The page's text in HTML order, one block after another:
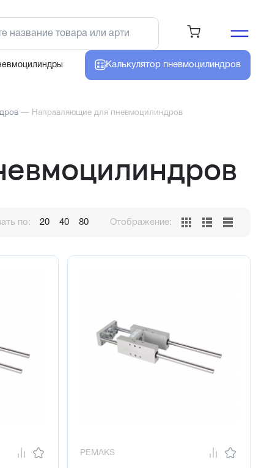
Калькулятор пневмоцилиндров
— Направляющие для пневмоцилиндров
по: 20 40 80 Отображение:
PEMAKS